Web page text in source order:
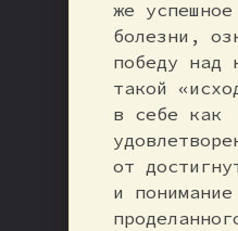
же
болезни,
победу над
такой
в себе как
от
и